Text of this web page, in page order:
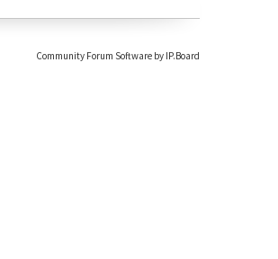
Community Forum Software by IP.Board